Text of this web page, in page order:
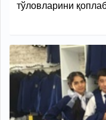
тўловларини